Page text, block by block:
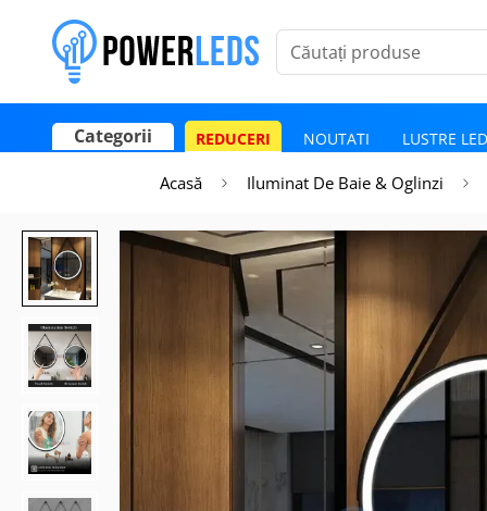
Căutați produse
Categorii REDUCERI NOUTATI LUSTRE LED
Acasă Iluminat De Baie & Oglinzi
Poate mai târziu Activează notificările